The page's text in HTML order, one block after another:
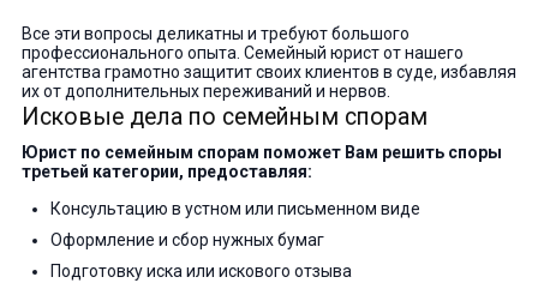
Все эти вопросы деликатны и требуют большого
профессионального опыта. Семейный юрист от нашего
агентства грамотно защитит своих клиентов в суде, избавляя
их от дополнительных переживаний и нервов.
Исковые дела по семейным спорам
Юрист по семейным спорам поможет Вам решить споры
третьей категории, предоставляя:
Консультацию в устном или письменном виде
Оформление и сбор нужных бумаг
Подготовку иска или искового отзыва